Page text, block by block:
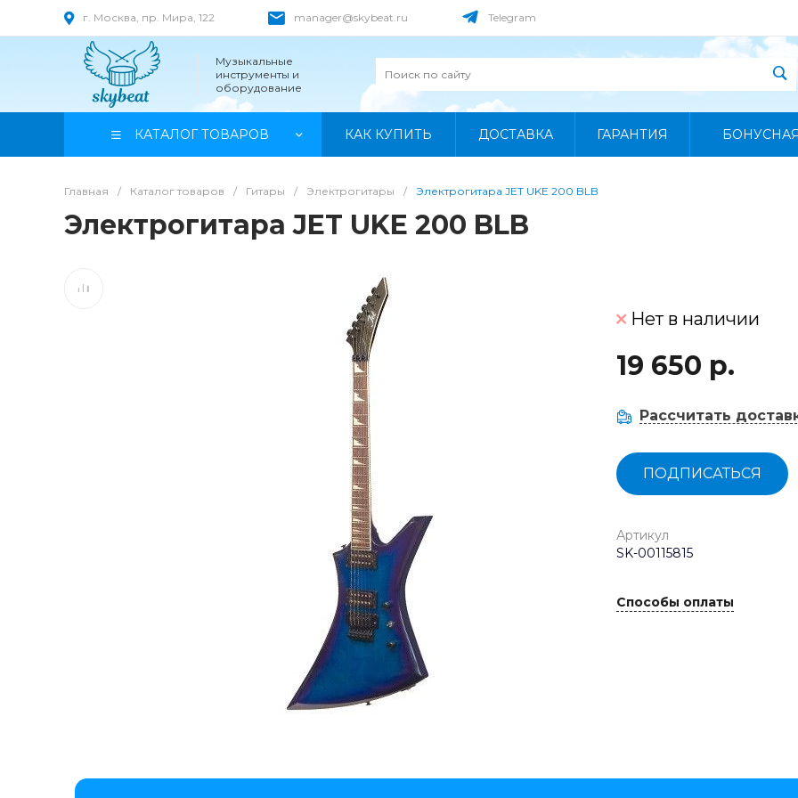
г. Москва, пр. Мира, 122 manager@skybeat.ru Telegram
Музыкальные
инструменты и
оборудование
КАТАЛОГ ТОВАРОВ КАК КУПИТЬ ДОСТАВКА ГАРАНТИЯ
Главная / Каталог товаров / Гитары / Электрогитары / Электрогитара JET UKE 200 BLB
Электрогитара JET UKE 200 BLB
Нет в наличии
19 650 р.
Рассчитать
ПОДПИСАТЬСЯ
Артикул
SK-00115815
Способы оплаты